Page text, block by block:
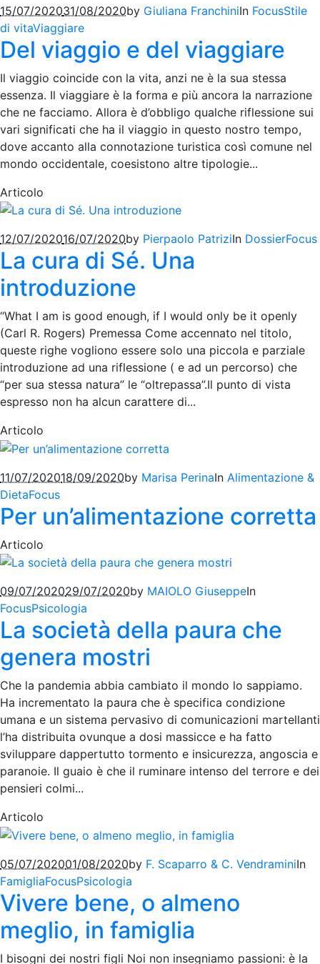
15/07/202031/08/2020by Giuliana FranchiniIn FocusStile
di vitaViaggiare
Del viaggio e del viaggiare
Il viaggio coincide con la vita, anzi ne è la sua stessa
essenza. Il viaggiare è la forma e più ancora la narrazione
che ne facciamo. Allora è d’obbligo qualche riflessione sui
vari significati che ha il viaggio in questo nostro tempo,
dove accanto alla connotazione turistica così comune nel
mondo occidentale, coesistono altre tipologie...
Articolo
12/07/202016/07/2020by Pierpaolo PatriziIn DossierFocus
La cura di Sé. Una
introduzione
“What I am is good enough, if I would only be it openly
(Carl R. Rogers) Premessa Come accennato nel titolo,
queste righe vogliono essere solo una piccola e parziale
introduzione ad una riflessione ( e ad un percorso) che
“per sua stessa natura” le “oltrepassa”.Il punto di vista
espresso non ha alcun carattere di...
Articolo
11/07/202018/09/2020by Marisa PerinaIn Alimentazione &
DietaFocus
Per un’alimentazione corretta
Articolo
09/07/202029/07/2020by MAIOLO GiuseppeIn
FocusPsicologia
La società della paura che
genera mostri
Che la pandemia abbia cambiato il mondo lo sappiamo.
Ha incrementato la paura che è specifica condizione
umana e un sistema pervasivo di comunicazioni martellanti
l’ha distribuita ovunque a dosi massicce e ha fatto
sviluppare dappertutto tormento e insicurezza, angoscia e
paranoie. Il guaio è che il ruminare intenso del terrore e dei
pensieri colmi...
Articolo
05/07/202001/08/2020by F. Scaparro & C. VendraminiIn
FamigliaFocusPsicologia
Vivere bene, o almeno
meglio, in famiglia
I bisogni dei nostri figli Noi non insegniamo passioni: è la